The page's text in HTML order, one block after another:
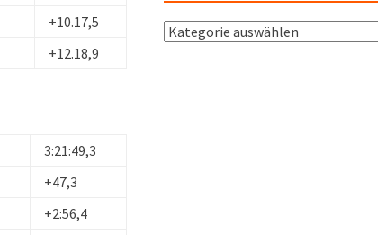
+10.17,5
+12.18,9
3:21:49,3
+47,3
+2:56,4
Kategorien